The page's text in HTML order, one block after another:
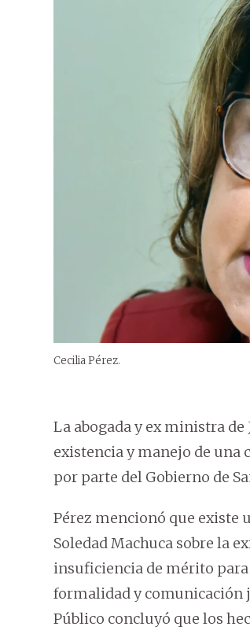
Cecilia Pérez.
La abogada y ex ministra
existencia y manejo de una
por parte del Gobierno de
Pérez mencionó que existe
Soledad Machuca sobre la
insuficiencia de mérito
formalidad y comunicación
Público concluyó que los